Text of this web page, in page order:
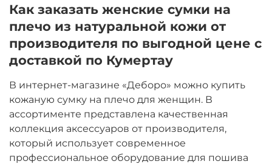
Как заказать женские сумки на
плечо из натуральной кожи от
производителя по выгодной цене с
доставкой по Кумертау
В интернет-магазине «Деборо» можно купить
кожаную сумку на плечо для женщин. В
ассортименте представлена качественная
коллекция аксессуаров от производителя,
который использует современное
профессиональное оборудование для пошива